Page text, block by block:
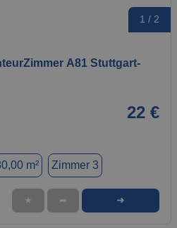
1 / 2
A81 Stuttgart-
22 €
m² Zimmer 3
★ ➦ ➜